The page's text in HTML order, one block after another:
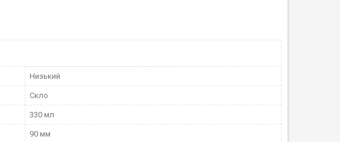
Низький
Скло
330 мл
90 мм